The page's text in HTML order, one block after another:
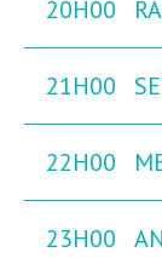
20H00
21H00
22H00
23H00